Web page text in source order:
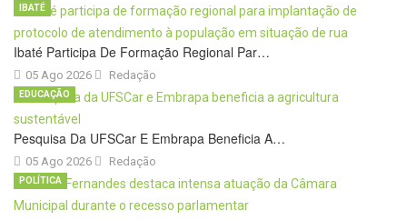
Ibaté Participa De Formação Regional Par…
05 Ago 2026
IBATÉ
Redação
Pesquisa Da UFSCar E Embrapa Beneficia A…
05 Ago 2026
EDUCAÇÃO
Redação
POLÍTICA